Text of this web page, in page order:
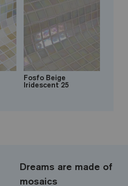
Fosfo Beige
Iridescent 25
Dreams are made of
mosaics